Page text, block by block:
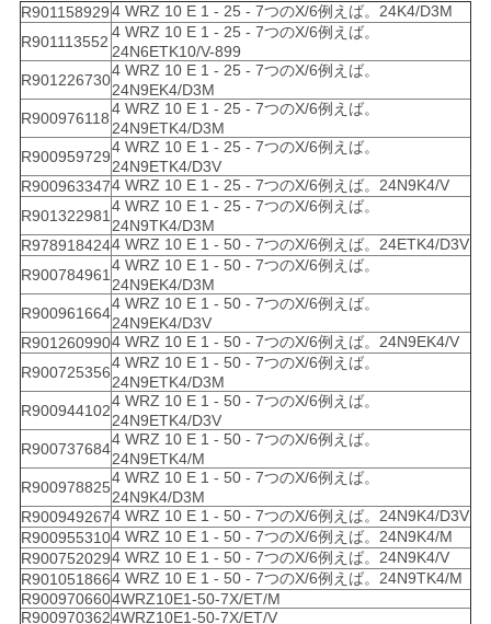
R9011589294 WRZ 10 E 1 - 25 - 7つのX/6例えば。24K4/D3M
R901113552
4 WRZ 10 E 1 - 25 - 7つのX/6例えば。
24N6ETK10/V-899
R901226730
4 WRZ 10 E 1 - 25 - 7つのX/6例えば。
24N9EK4/D3M
R900976118
4 WRZ 10 E 1 - 25 - 7つのX/6例えば。
24N9ETK4/D3M
R900959729
4 WRZ 10 E 1 - 25 - 7つのX/6例えば。
24N9ETK4/D3V
R9009633474 WRZ 10 E 1 - 25 - 7つのX/6例えば。24N9K4/V
R901322981
4 WRZ 10 E 1 - 25 - 7つのX/6例えば。
24N9TK4/D3M
R9789184244 WRZ 10 E 1 - 50 - 7つのX/6例えば。24ETK4/D3V
R900784961
4 WRZ 10 E 1 - 50 - 7つのX/6例えば。
24N9EK4/D3M
R900961664
4 WRZ 10 E 1 - 50 - 7つのX/6例えば。
24N9EK4/D3V
R9012609904 WRZ 10 E 1 - 50 - 7つのX/6例えば。24N9EK4/V
R900725356
4 WRZ 10 E 1 - 50 - 7つのX/6例えば。
24N9ETK4/D3M
R900944102
4 WRZ 10 E 1 - 50 - 7つのX/6例えば。
24N9ETK4/D3V
R900737684
4 WRZ 10 E 1 - 50 - 7つのX/6例えば。
24N9ETK4/M
R900978825
4 WRZ 10 E 1 - 50 - 7つのX/6例えば。
24N9K4/D3M
R9009492674 WRZ 10 E 1 - 50 - 7つのX/6例えば。24N9K4/D3V
R9009553104 WRZ 10 E 1 - 50 - 7つのX/6例えば。24N9K4/M
R9007520294 WRZ 10 E 1 - 50 - 7つのX/6例えば。24N9K4/V
R9010518664 WRZ 10 E 1 - 50 - 7つのX/6例えば。24N9TK4/M
R9009706604WRZ10E1-50-7X/ET/M
R9009703624WRZ10E1-50-7X/ET/V